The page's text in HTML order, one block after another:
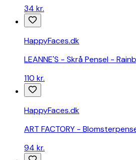
34 kr.
HappyFaces.dk
LEANNE'S - Skrå Pensel -
110 kr.
HappyFaces.dk
ART FACTORY -
94 kr.